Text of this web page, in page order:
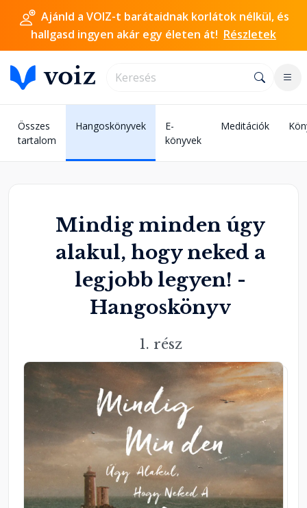
Ajánld a VOIZ-t barátaidnak korlátok nélkül, és
hallgasd ingyen akár egy életen át! Részletek
Összes
tartalom
Hangoskönyvek
E-
könyvek
Meditációk
Mindig minden úgy
alakul, hogy neked a
legjobb legyen! -
Hangoskönyv
1. rész